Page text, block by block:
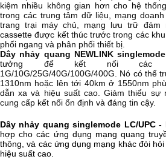
kiệm nhiều không gian hơn cho hệ
trong các trung tâm dữ liệu, mạng doanh
trang trại máy chủ, mạng lưu trữ đám
cassette được kết thúc trước trong các
phối ngang và phân phối thiết bị.
Dây nhảy quang NEWLINK
tưởng để kết nối các
1G/10G/25G/40G/100G/400G. Nó có thể
1310nm hoặc lên tới 40km ở 1550nm
dẫn xa và hiệu suất cao. Giảm thiểu sự
cung cấp kết nối ổn định và đáng tin cậy.
Dây nhảy quang singlemode LC/UPC -
hợp cho các ứng dụng mạng quang
thông, và các ứng dụng mạng khác đòi
hiệu suất cao.